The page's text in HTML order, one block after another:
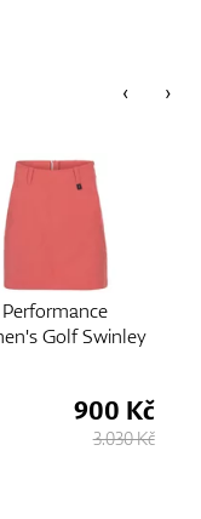
‹ ›
Golf Swinley
900 Kč
3.030 Kč